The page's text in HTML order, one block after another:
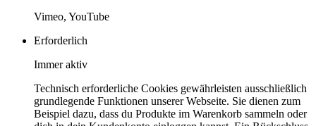
Vimeo, YouTube
Erforderlich
Immer aktiv
Technisch erforderliche Cookies gewährleisten ausschließlich
grundlegende Funktionen unserer Webseite. Sie dienen zum
Beispiel dazu, dass du Produkte im Warenkorb sammeln oder